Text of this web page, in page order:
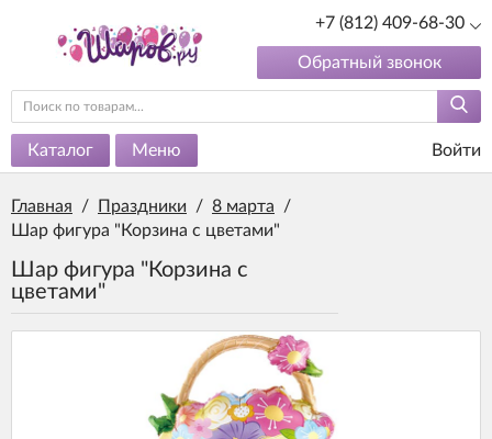
+7 (812) 409-68-30
Обратный звонок
Каталог Меню Войти
Главная / Праздники / 8 марта
/
Шар фигура "Корзина с цветами"
Шар фигура "Корзина с
цветами"